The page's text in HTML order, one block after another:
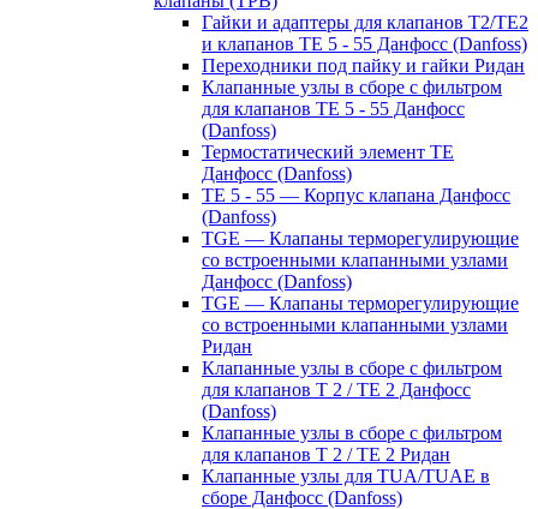
Гайки и адаптеры для клапанов T2/TE2
и клапанов TE 5 - 55 Данфосс (Danfoss)
Переходники под пайку и гайки Ридан
Клапанные узлы в сборе с фильтром
для клапанов TE 5 - 55 Данфосс
(Danfoss)
Термостатический элемент TE
Данфосс (Danfoss)
TE 5 - 55 — Корпус клапана Данфосс
(Danfoss)
TGE — Клапаны терморегулирующие
со встроенными клапанными узлами
Данфосс (Danfoss)
TGE — Клапаны терморегулирующие
со встроенными клапанными узлами
Ридан
Клапанные узлы в сборе с фильтром
для клапанов T 2 / TE 2 Данфосс
(Danfoss)
Клапанные узлы в сборе с фильтром
для клапанов T 2 / TE 2 Ридан
Клапанные узлы для TUA/TUAE в
сборе Данфосс (Danfoss)